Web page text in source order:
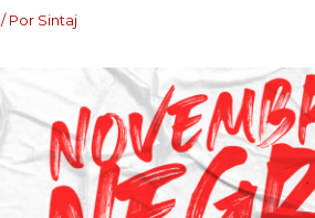
/ Por Sintaj